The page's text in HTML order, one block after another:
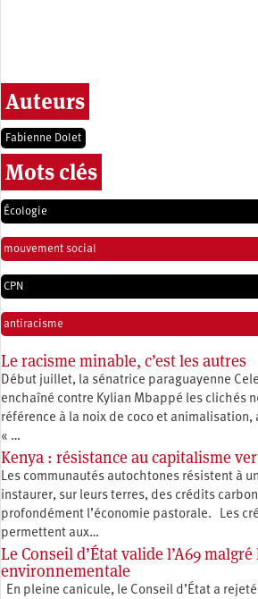
Auteurs
Fabienne Dolet
Mots clés
Écologie
mouvement social
CPN
antiracisme
Le racisme minable, c’est les autres
Début juillet, la sénatrice paraguayenne
enchaîné contre Kylian Mbappé les clichés
référence à la noix de coco et
« …
Kenya : résistance au capitalisme
Les communautés autochtones résistent à
instaurer, sur leurs terres, des crédits
profondément l’économie pastorale. Les
permettent aux…
Le Conseil d’État valide l’A69 malgré
environnementale
En pleine canicule, le Conseil d’État a